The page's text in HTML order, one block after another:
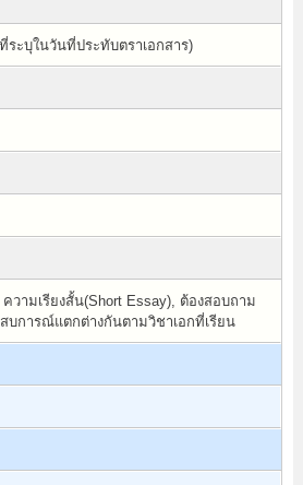
ะบุในวันที่ประทับตราเอกสาร)
วามเรียงสั้น(Short Essay), ต้องสอบถาม
สบการณ์แตกต่างกันตามวิชาเอกที่เรียน